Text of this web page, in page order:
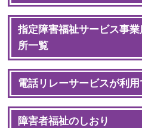
指定障害福祉サービス事
所一覧
電話リレーサービスが利
障害者福祉のしおり